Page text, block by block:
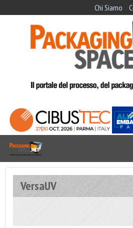
Chi Siamo
VersaUV